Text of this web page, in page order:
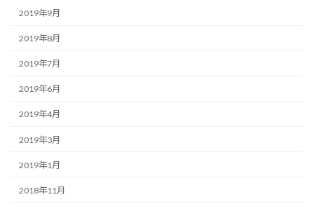
2019年9月
2019年8月
2019年7月
2019年6月
2019年4月
2019年3月
2019年1月
2018年11月